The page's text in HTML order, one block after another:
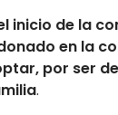
inicio de la
en la
por ser
.